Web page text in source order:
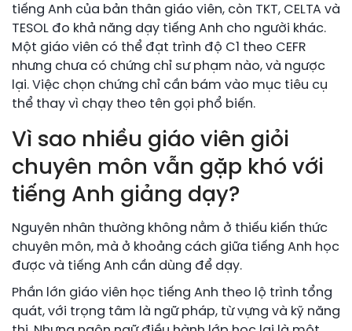
tiếng Anh của bản thân giáo viên, còn TKT, CELTA và
TESOL đo khả năng dạy tiếng Anh cho người khác.
Một giáo viên có thể đạt trình độ C1 theo CEFR
nhưng chưa có chứng chỉ sư phạm nào, và ngược
lại. Việc chọn chứng chỉ cần bám vào mục tiêu cụ
thể thay vì chạy theo tên gọi phổ biến.
Vì sao nhiều giáo viên giỏi
chuyên môn vẫn gặp khó với
tiếng Anh giảng dạy?
Nguyên nhân thường không nằm ở thiếu kiến thức
chuyên môn, mà ở khoảng cách giữa tiếng Anh học
được và tiếng Anh cần dùng để dạy.
Phần lớn giáo viên học tiếng Anh theo lộ trình tổng
quát, với trọng tâm là ngữ pháp, từ vựng và kỹ năng